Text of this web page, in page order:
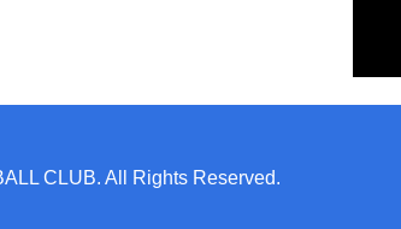
CLUB. All Rights Reserved.